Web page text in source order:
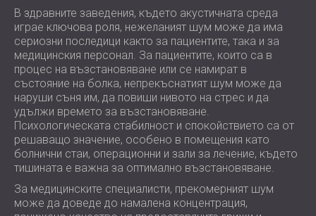
РЕШЕНИЯ ЗА АУДИОЛОГИЧНИЯ
СЕКТОР
ЗВУКОИЗОЛАЦИОННИ И АКУСТИЧНИ
РЕШЕНИЯ ЗА ЦЕНТРОВЕ ЗА ДАННИ
В здравните заведения, където акустичната среда
играе ключова роля, нежеланият шум може да има
сериозни последици както за пациентите, така и за
медицинския персонал. За пациентите, които са в
процес на възстановяване или се намират в
състояние на болка, непрекъснатият шум може да
наруши съня им, да повиши нивото на стрес и да
удължи времето за възстановяване.
Психологическата стабилност и спокойствието са от
решаващо значение, особено в помещения като
болнични стаи, операционни и зали за лечение, където
тишината е важна за оптимално възстановяване.
За медицинските специалисти, прекомерният шум
може да доведе до намалена концентрация,